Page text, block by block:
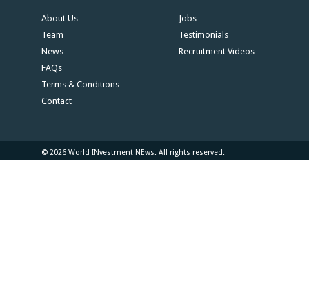
About Us
Team
News
FAQs
Terms & Conditions
Contact
Jobs
Testimonials
Recruitment Videos
© 2026 World INvestment NEws. All rights reserved.